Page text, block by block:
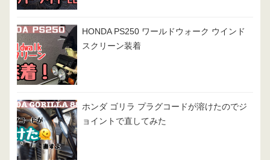
HONDA PS250 ワールドウォーク ウインド
スクリーン装着
ホンダ ゴリラ プラグコードが溶けたのでジ
ョイントで直してみた